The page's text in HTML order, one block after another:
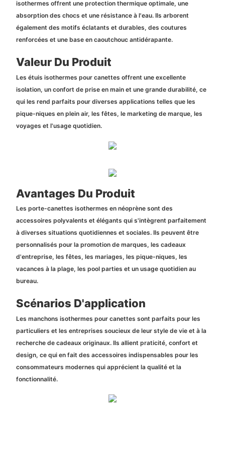
isothermes offrent une protection thermique optimale, une
absorption des chocs et une résistance à l'eau. Ils arborent
également des motifs éclatants et durables, des coutures
renforcées et une base en caoutchouc antidérapante.
Valeur Du Produit
Les étuis isothermes pour canettes offrent une excellente
isolation, un confort de prise en main et une grande durabilité, ce
qui les rend parfaits pour diverses applications telles que les
pique-niques en plein air, les fêtes, le marketing de marque, les
voyages et l'usage quotidien.
Avantages Du Produit
Les porte-canettes isothermes en néoprène sont des
accessoires polyvalents et élégants qui s'intègrent parfaitement
à diverses situations quotidiennes et sociales. Ils peuvent être
personnalisés pour la promotion de marques, les cadeaux
d'entreprise, les fêtes, les mariages, les pique-niques, les
vacances à la plage, les pool parties et un usage quotidien au
bureau.
Scénarios D'application
Les manchons isothermes pour canettes sont parfaits pour les
particuliers et les entreprises soucieux de leur style de vie et à la
recherche de cadeaux originaux. Ils allient praticité, confort et
design, ce qui en fait des accessoires indispensables pour les
consommateurs modernes qui apprécient la qualité et la
fonctionnalité.